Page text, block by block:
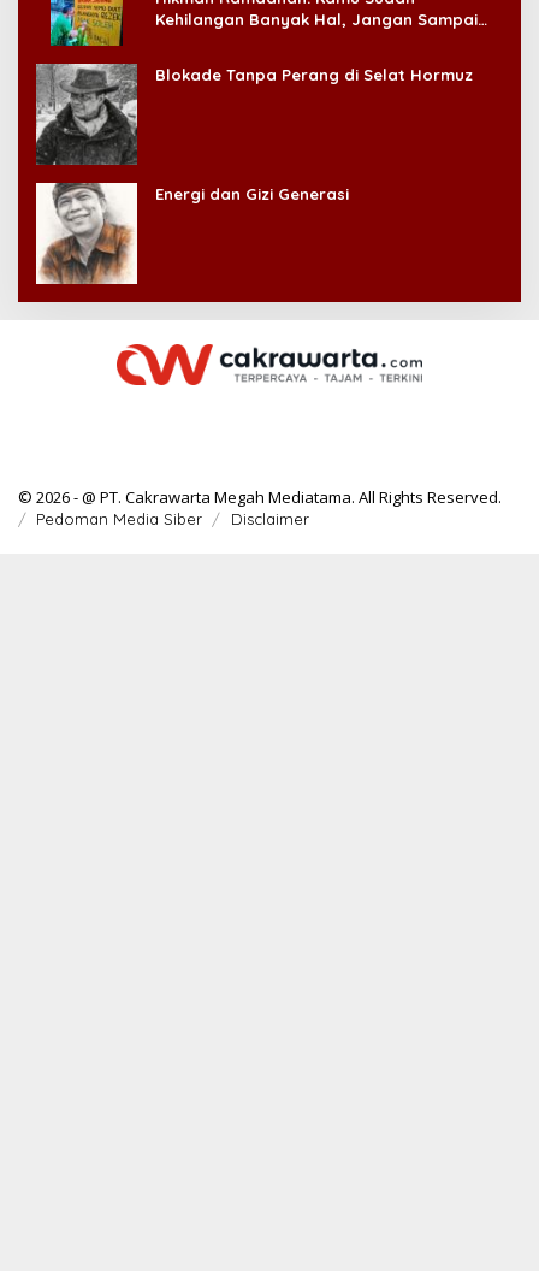
Kehilangan Banyak Hal, Jangan Sampai
Blokade Tanpa Perang di Selat Hormuz
Energi dan Gizi Generasi
© 2026 - @ PT. Cakrawarta Megah Mediatama. All Rights Reserved.
Pedoman Media Siber Disclaimer